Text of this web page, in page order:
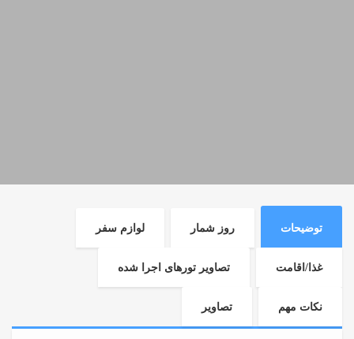
توضیحات روز شمار لوازم سفر
غذا/اقامت تصاویر تورهای اجرا شده
نکات مهم تصاویر